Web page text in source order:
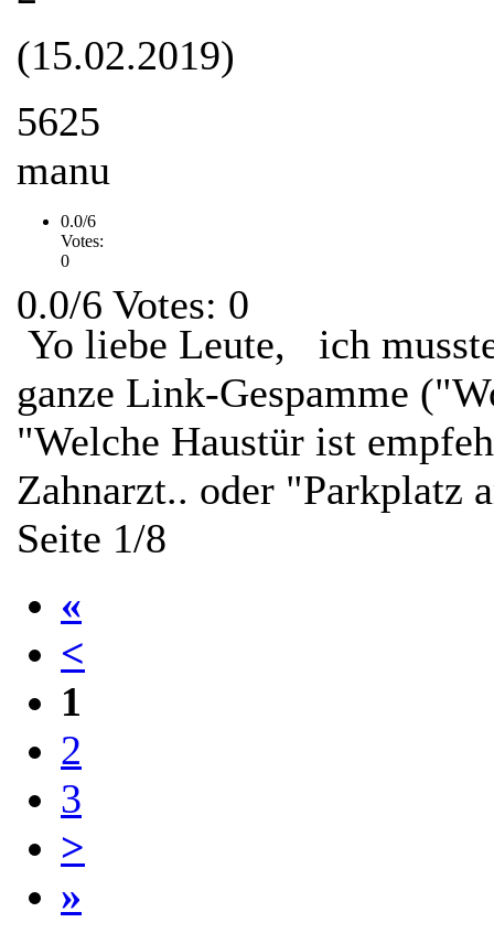
(15.02.2019)
5625
manu
0.0/6
Votes:
0
0.0/6 Votes: 0
Yo liebe Leute, ich
ganze Link-Gespamme
"Welche Haustür ist
Zahnarzt.. oder "Parkplatz
Seite 1/8
«
<
1
2
3
>
»